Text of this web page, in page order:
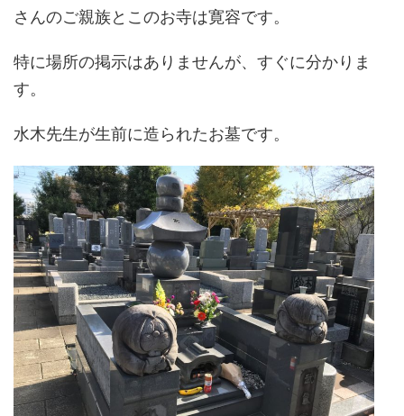
さんのご親族とこのお寺は寛容です。
特に場所の掲示はありませんが、すぐに分かりま
す。
水木先生が生前に造られたお墓です。